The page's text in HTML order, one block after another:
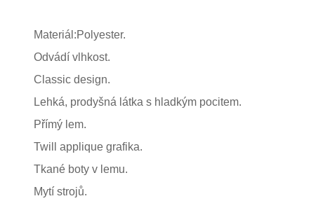
Materiál:Polyester.
Odvádí vlhkost.
Classic design.
Lehká, prodyšná látka s hladkým pocitem.
Přímý lem.
Twill applique grafika.
Tkané boty v lemu.
Mytí strojů.